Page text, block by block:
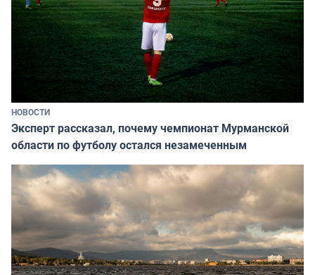
НОВОСТИ
Эксперт рассказал, почему чемпионат Мурманской
области по футболу остался незамеченным